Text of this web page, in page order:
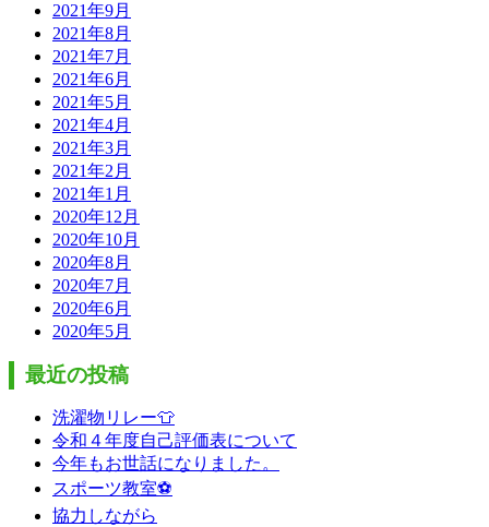
2021年9月
2021年8月
2021年7月
2021年6月
2021年5月
2021年4月
2021年3月
2021年2月
2021年1月
2020年12月
2020年10月
2020年8月
2020年7月
2020年6月
2020年5月
最近の投稿
洗濯物リレー👕
令和４年度自己評価表について
今年もお世話になりました。
スポーツ教室⚽
協力しながら